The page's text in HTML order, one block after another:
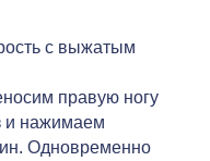
с выжатым
правую ногу
и нажимаем
Одновременно